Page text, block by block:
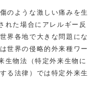
のような激しい痛みを生
れた場合にアレルギー反
界各地で大きな問題にな
世界の侵略的外来種ワー
生物法（特定外来生物に
る法律）では特定外来生